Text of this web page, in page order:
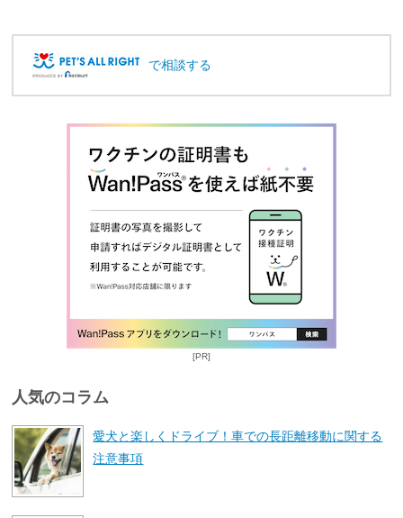
で相談する
[PR]
人気のコラム
愛犬と楽しくドライブ！車での長距離移動に関する
注意事項